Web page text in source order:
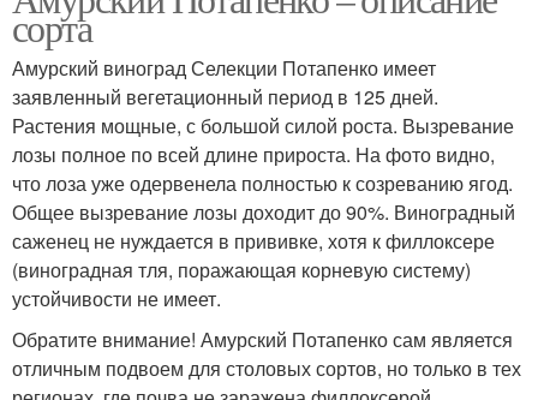
сорта
Амурский виноград Селекции Потапенко имеет
заявленный вегетационный период в 125 дней.
Растения мощные, с большой силой роста. Вызревание
лозы полное по всей длине прироста. На фото видно,
что лоза уже одервенела полностью к созреванию ягод.
Общее вызревание лозы доходит до 90%. Виноградный
саженец не нуждается в прививке, хотя к филлоксере
(виноградная тля, поражающая корневую систему)
устойчивости не имеет.
Обратите внимание! Амурский Потапенко сам является
отличным подвоем для столовых сортов, но только в тех